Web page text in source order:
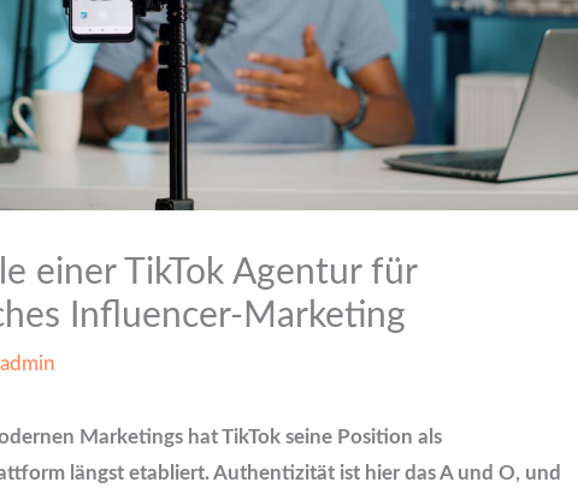
einer TikTok Agentur für
Influencer-Marketing
admin
Marketings hat TikTok seine Position als
längst etabliert. Authentizität ist hier das A und O, und